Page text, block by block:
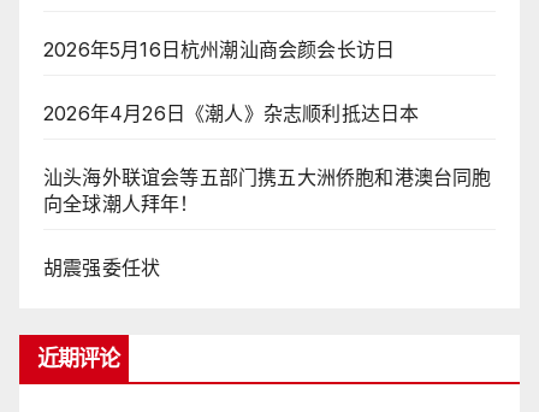
2026年5月16日杭州潮汕商会颜会长访日
2026年4月26日《潮人》杂志顺利抵达日本
汕头海外联谊会等五部门携五大洲侨胞和港澳台同胞
向全球潮人拜年！
胡震强委任状
近期评论